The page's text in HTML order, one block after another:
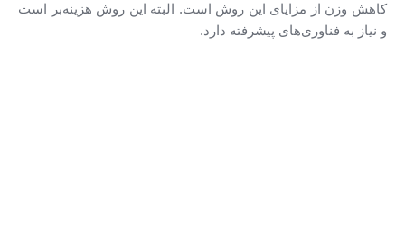
کاهش وزن از مزایای این روش است. البته این روش هزینه‌بر است
و نیاز به فناوری‌های پیشرفته دارد.